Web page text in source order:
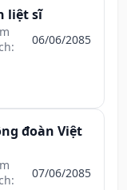
liệt sĩ
06/06/2085
đoàn Việt
07/06/2085